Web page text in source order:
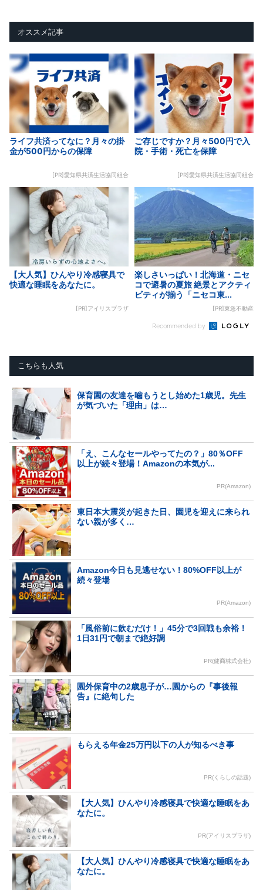
オススメ記事
ライフ共済ってなに？月々の掛
金が500円からの保障
[PR]愛知県共済生活協同組合
ご存じですか？月々500円で入
院・手術・死亡を保障
[PR]愛知県共済生活協同組合
【大人気】ひんやり冷感寝具で
快適な睡眠をあなたに。
[PR]アイリスプラザ
楽しさいっぱい！北海道・ニセ
コで避暑の夏旅 絶景とアクティ
ビティが揃う「ニセコ東...
[PR]東急不動産
Recommended by
こちらも人気
保育園の友達を噛もうとし始めた1歳児。先生
が気づいた「理由」は…
「え、こんなセールやってたの？」80％OFF
以上が続々登場！Amazonの本気が...
PR(Amazon)
東日本大震災が起きた日、園児を迎えに来られ
ない親が多く…
Amazon今日も見逃せない！80%OFF以上が
続々登場
PR(Amazon)
「風俗前に飲むだけ！」45分で3回戦も余裕！
1日31円で朝まで絶好調
PR(健商株式会社)
園外保育中の2歳息子が…園からの『事後報
告』に絶句した
もらえる年金25万円以下の人が知るべき事
PR(くらしの話題)
【大人気】ひんやり冷感寝具で快適な睡眠をあ
なたに。
PR(アイリスプラザ)
【大人気】ひんやり冷感寝具で快適な睡眠をあ
なたに。